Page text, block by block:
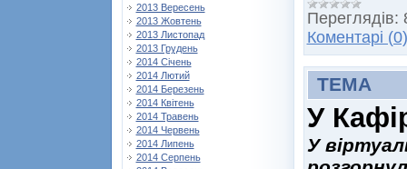
2013 Вересень
2013 Жовтень
2013 Листопад
2013 Грудень
2014 Січень
2014 Лютий
2014 Березень
2014 Квітень
2014 Травень
2014 Червень
2014 Липень
2014 Серпень
Переглядів:
Коментарі (0)
ТЕМА
У
У